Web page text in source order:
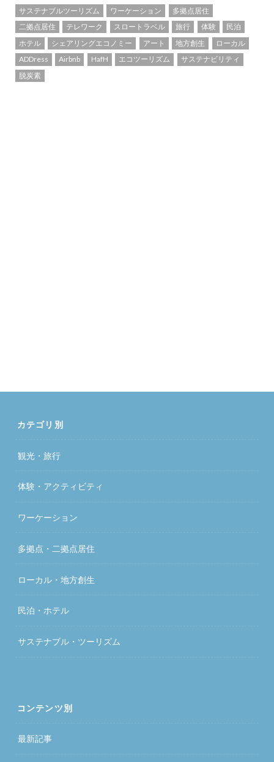
サステナブルツーリズム ワーケーション
多拠点居住
二拠点居住
テレワーク スロートラベル 旅行 体験
民泊
ホテル
シェアリングエコノミー アート 地方創生
ローカル
ADDress
Airbnb HafH エコツーリズム
サステナビリティ
脱炭素
カテゴリ別
観光・旅行
体験・アクティビティ
ワーケーション
多拠点・二拠点居住
ローカル・地方創生
民泊・ホテル
サステナブル・ツーリズム
コンテンツ別
最新記事